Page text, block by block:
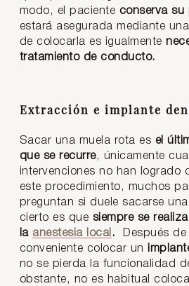
modo, el paciente conserva su
estará asegurada mediante
de colocarla es igualmente
tratamiento de conducto.
Extracción e implante
Sacar una muela rota es el
que se recurre, únicamente
intervenciones no han logrado
este procedimiento, muchos
preguntan si duele sacarse
cierto es que siempre se
la anestesia local .
Después
conveniente colocar un
no se pierda la funcionalidad
obstante, no es habitual